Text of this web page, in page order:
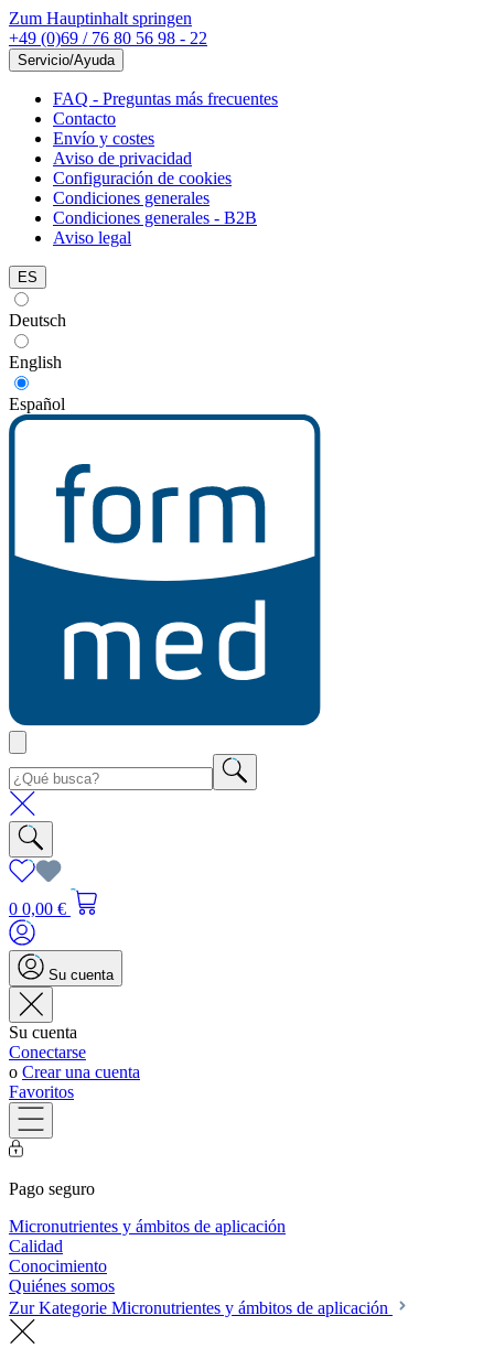
Zum Hauptinhalt springen
+49 (0)69 / 76 80 56 98 - 22
Servicio/Ayuda
FAQ - Preguntas más frecuentes
Contacto
Envío y costes
Aviso de privacidad
Configuración de cookies
Condiciones generales
Condiciones generales - B2B
Aviso legal
ES
Deutsch
English
Español
0 0,00 €
Su cuenta
Su cuenta
Conectarse
o Crear una cuenta
Favoritos
Pago seguro
Micronutrientes y ámbitos de aplicación
Calidad
Conocimiento
Quiénes somos
Zur Kategorie Micronutrientes y ámbitos de aplicación